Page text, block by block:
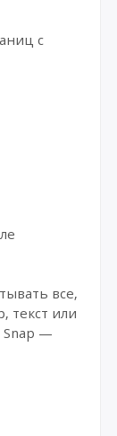
с
все,
текст или
Snap —